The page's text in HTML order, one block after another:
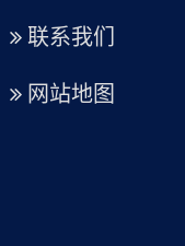
联系我们
网站地图